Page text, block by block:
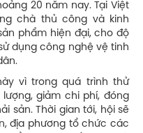
20 năm nay. Tại Việt
chà thủ công và kinh
phẩm hiện đại, cho độ
dụng công nghệ vệ tinh
vì trong quá trình thử
giảm chi phí, đóng
sản. Thời gian tới, hội sẽ
địa phương tổ chức các